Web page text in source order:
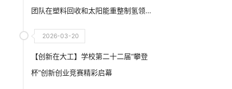
团队在塑料回收和太阳能重整制氢领
2026-03-20
【创新在大工】学校第二十二届“攀登
杯”创新创业竞赛精彩启幕